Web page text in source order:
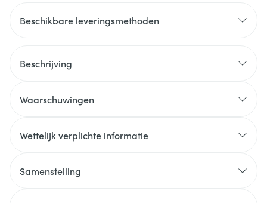
Beschikbare leveringsmethoden
Beschrijving
Waarschuwingen
Wettelijk verplichte informatie
Samenstelling